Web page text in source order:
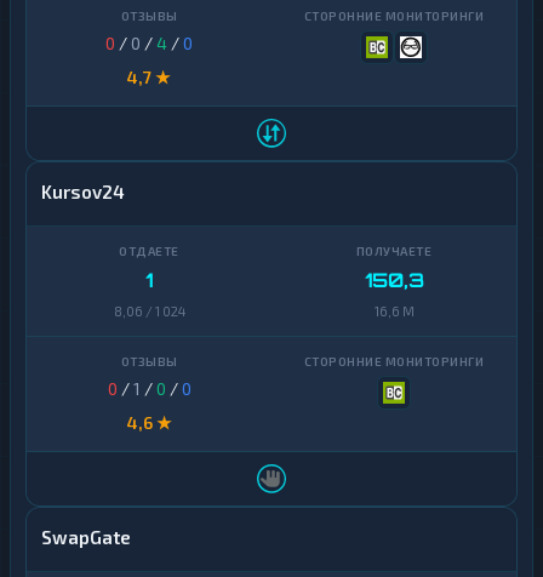
0 / 0 / 4 /0
4,7 ★
Kursov24
1
8,06 / 1 024
150,3
16,6 M
0 /1 /0 /0
4,6 ★
SwapGate